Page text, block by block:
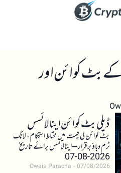
کے بٹ کوائن اور
ڈیلی بٹ کوائن اینالائسس
بٹ کوائن کی قیمت میں محتاط استحکام، لانگ
ٹرم دباؤ برقرار – اینالائسس برائے تاریخ
2026-08-07
Owais Paracha 07/08/2026